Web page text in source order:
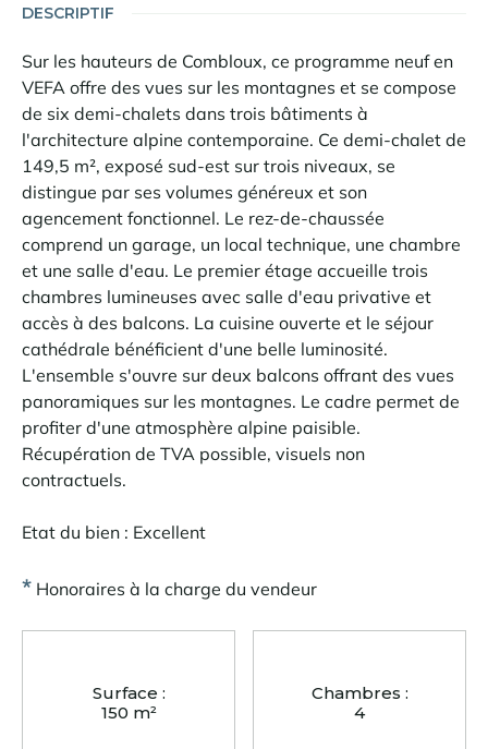
DESCRIPTIF
Sur les hauteurs de Combloux, ce programme neuf en
VEFA offre des vues sur les montagnes et se compose
de six demi-chalets dans trois bâtiments à
l'architecture alpine contemporaine. Ce demi-chalet de
149,5 m², exposé sud-est sur trois niveaux, se
distingue par ses volumes généreux et son
agencement fonctionnel. Le rez-de-chaussée
comprend un garage, un local technique, une chambre
et une salle d'eau. Le premier étage accueille trois
chambres lumineuses avec salle d'eau privative et
accès à des balcons. La cuisine ouverte et le séjour
cathédrale bénéficient d'une belle luminosité.
L'ensemble s'ouvre sur deux balcons offrant des vues
panoramiques sur les montagnes. Le cadre permet de
profiter d'une atmosphère alpine paisible.
Récupération de TVA possible, visuels non
contractuels.
Etat du bien : Excellent
* Honoraires à la charge du vendeur
Surface :
150 m²
Chambres :
4